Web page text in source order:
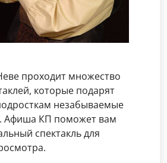
проходит множество
которые подарят
незабываемые
Афиша КП поможет вам
спектакль для